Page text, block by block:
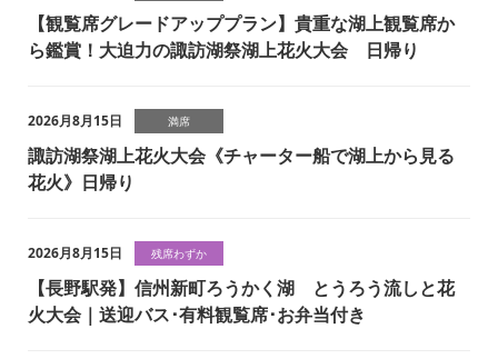
【観覧席グレードアッププラン】貴重な湖上観覧席か
ら鑑賞！大迫力の諏訪湖祭湖上花火大会 日帰り
2026月8月15日 満席
諏訪湖祭湖上花火大会《チャーター船で湖上から見る
花火》日帰り
2026月8月15日 残席わずか
【長野駅発】信州新町ろうかく湖 とうろう流しと花
火大会｜送迎バス･有料観覧席･お弁当付き